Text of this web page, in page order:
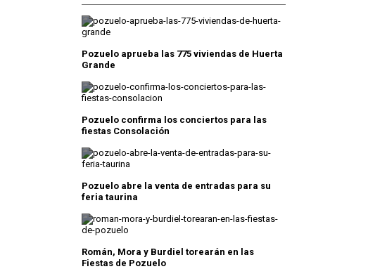
Pozuelo aprueba las 775 viviendas de Huerta
Grande
Pozuelo confirma los conciertos para las
fiestas Consolación
Pozuelo abre la venta de entradas para su
feria taurina
Román, Mora y Burdiel torearán en las
Fiestas de Pozuelo